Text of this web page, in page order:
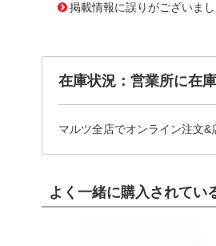
掲載情報に誤りがございま
在庫状況：営業所に在
マルツ全店でオンライン注文&
よく一緒に購入されてい